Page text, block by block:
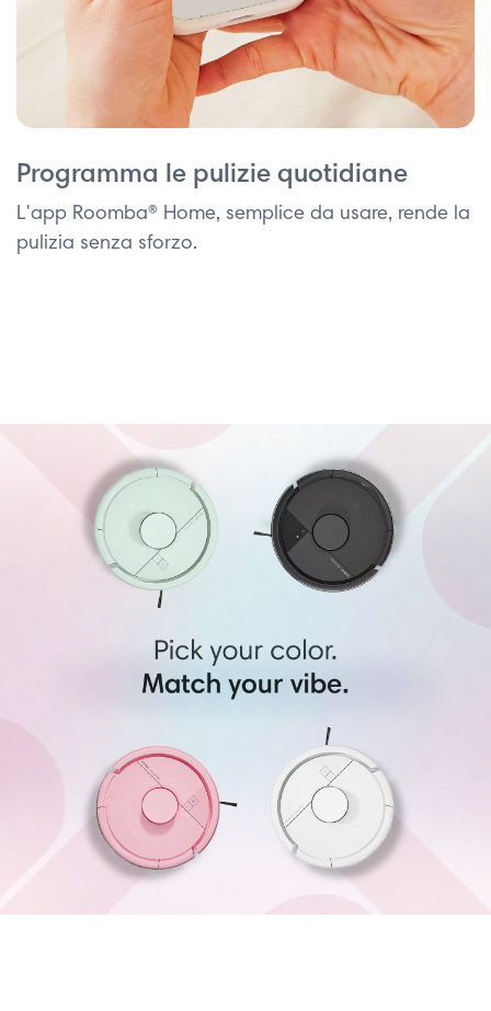
Programma le pulizie quotidiane
L'app Roomba® Home, semplice da usare, rende la
pulizia senza sforzo.